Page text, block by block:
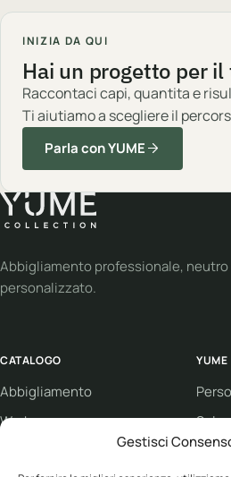
Gestisci
INIZIA DA QUI
Hai un progetto per il
Raccontaci capi, quantita e
Ti aiutiamo a scegliere il
Parla con YUME
Abbigliamento professionale, neutro
personalizzato.
CATALOGO
Abbigliamento
Workwear
YUME